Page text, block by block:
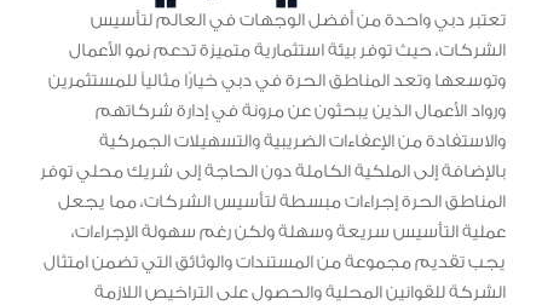
تعتبر دبي واحدة من أفضل الوجهات في العالم لتأسيس
الشركات، حيث توفر بيئة استثمارية متميزة تدعم نمو الأعمال
وتوسعها وتعد المناطق الحرة في دبي خيارًا مثالياً للمستثمرين
ورواد الأعمال الذين يبحثون عن مرونة في إدارة شركاتهم
والاستفادة من الإعفاءات الضريبية والتسهيلات الجمركية
بالإضافة إلى الملكية الكاملة دون الحاجة إلى شريك محلي توفر
المناطق الحرة إجراءات مبسطة لتأسيس الشركات، مما يجعل
عملية التأسيس سريعة وسهلة ولكن رغم سهولة الإجراءات،
يجب تقديم مجموعة من المستندات والوثائق التي تضمن امتثال
الشركة للقوانين المحلية والحصول على التراخيص اللازمة